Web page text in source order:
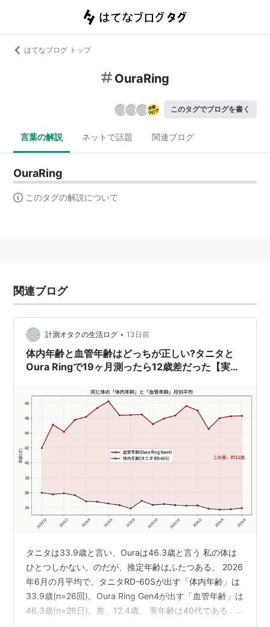
はてなブログ トップ
OuraRing
このタグでブログを書く
言葉の解説 ネットで話題 関連ブログ
OuraRing
このタグの解説について
関連ブログ
計測オタクの生活ログ • 13日前
体内年齢と血管年齢はどっちが正しい?タニタと
Oura Ringで19ヶ月測ったら12歳差だった【実
タニタは33.9歳と言い、Ouraは46.3歳と言う 私の体は
ひとつしかない。のだが、推定年齢はふたつある。 2026
年6月の月平均で、タニタRD-60Sが出す「体内年齢」は
33.9歳(n=26回)。Oura Ring Gen4が出す「血管年齢」は
46.3歳(n=26日)。差、12.4歳。 実年齢は40代である。